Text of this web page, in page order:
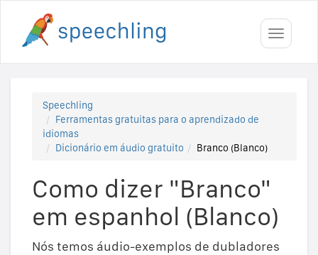
Toggle
Speechling
Ferramentas gratuitas para o aprendizado de
idiomas
Dicionário em áudio gratuito
Branco (Blanco)
Como dizer "Branco"
em espanhol (Blanco)
Nós temos áudio-exemplos de dubladores